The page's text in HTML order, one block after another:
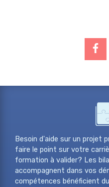
Besoin d'aide sur un projet
faire le point sur votre
formation à valider? Les
accompagnent dans vos
compétences bénéficient